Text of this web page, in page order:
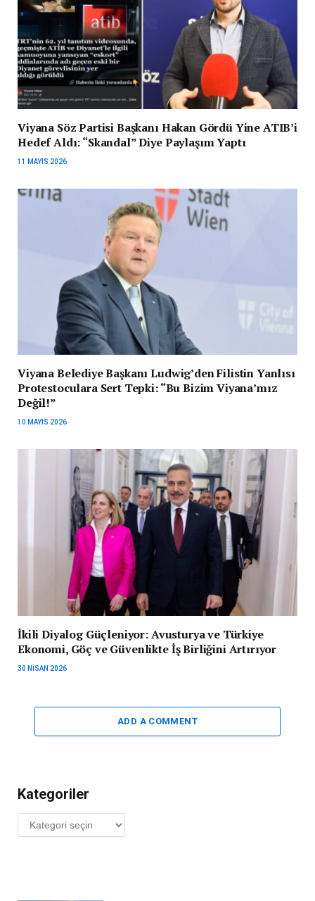
Viyana Söz Partisi Başkanı Hakan Gördü Yine ATIB’i
Hedef Aldı: “Skandal” Diye Paylaşım Yaptı
11 MAYIS 2026
Viyana Belediye Başkanı Ludwig’den Filistin Yanlısı
Protestoculara Sert Tepki: “Bu Bizim Viyana’mız
Değil!”
10 MAYIS 2026
İkili Diyalog Güçleniyor: Avusturya ve Türkiye
Ekonomi, Göç ve Güvenlikte İş Birliğini Artırıyor
30 NISAN 2026
ADD A COMMENT
Kategoriler
Kategoriler